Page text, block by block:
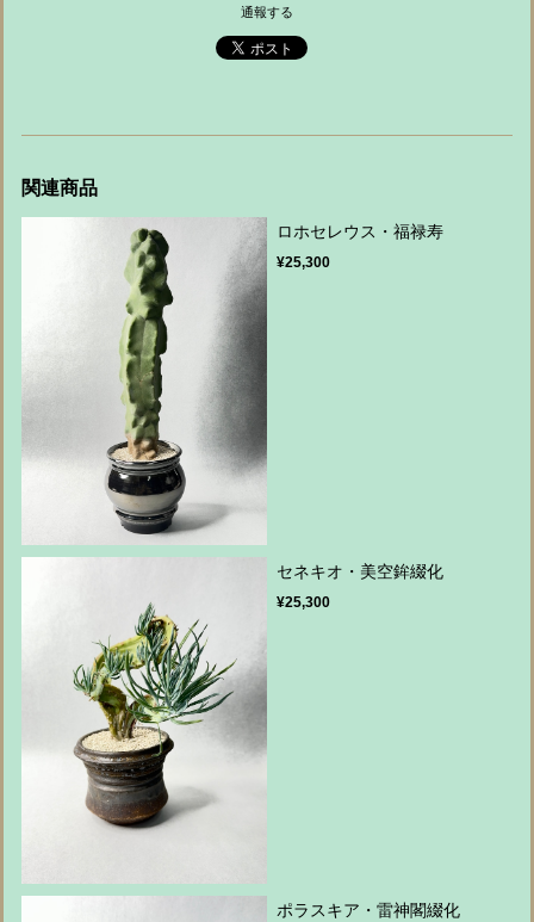
通報する
関連商品
ロホセレウス・福禄寿
¥25,300
セネキオ・美空鉾綴化
¥25,300
ポラスキア・雷神閣綴化